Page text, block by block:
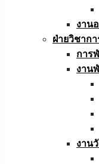
งาน
ฝ่ายวิชากา
การ
งาน
งาน